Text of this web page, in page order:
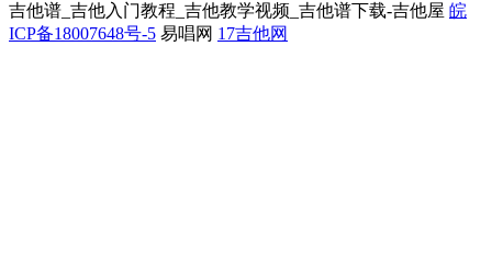
吉他谱_吉他入门教程_吉他教学视频_吉他谱下载-吉他屋 皖
ICP备18007648号-5 易唱网 17吉他网